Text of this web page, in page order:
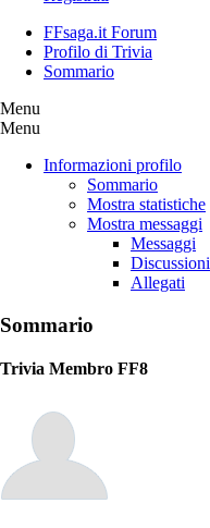
FFsaga.it Forum
Profilo di Trivia
Sommario
Menu
Menu
Informazioni profilo
Sommario
Mostra statistiche
Mostra messaggi
Messaggi
Discussioni
Allegati
Sommario
Trivia Membro FF8